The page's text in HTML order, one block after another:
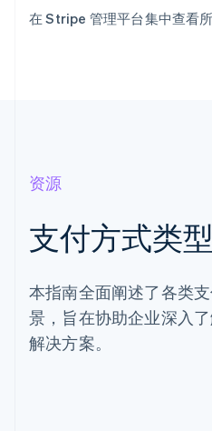
在 Stripe 管理平台集中查看
资源
支付方式类
本指南全面阐述了各类
景，旨在协助企业深入
解决方案。